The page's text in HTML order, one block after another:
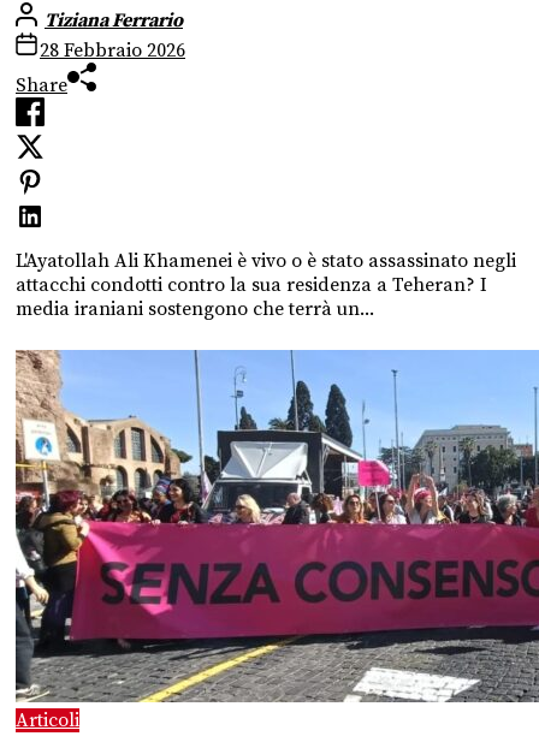
Tiziana Ferrario
28 Febbraio 2026
Share
L'Ayatollah Ali Khamenei è vivo o è stato assassinato negli
attacchi condotti contro la sua residenza a Teheran? I
media iraniani sostengono che terrà un...
Articoli